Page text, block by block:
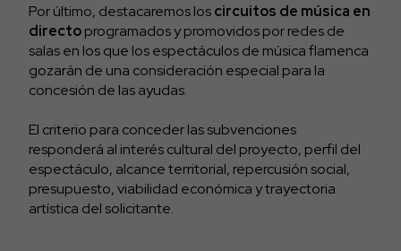
Por último, destacaremos loscircuitos de música en
directoprogramados y promovidos por redes de
salas en los que los espectáculos de música flamenca
gozarán de una consideración especial para la
concesión de las ayudas.
El criterio para conceder las subvenciones
responderá al interés cultural del proyecto, perfil del
espectáculo, alcance territorial, repercusión social,
presupuesto, viabilidad económica y trayectoria
artística del solicitante.